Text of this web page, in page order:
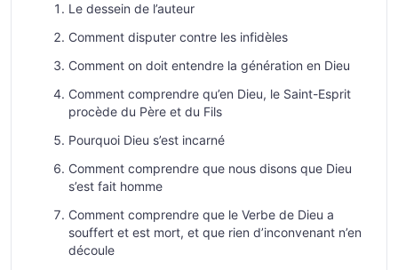
Le dessein de l’auteur
Comment disputer contre les infidèles
Comment on doit entendre la génération en Dieu
Comment comprendre qu’en Dieu, le Saint-Esprit
procède du Père et du Fils
Pourquoi Dieu s’est incarné
Comment comprendre que nous disons que Dieu
s’est fait homme
Comment comprendre que le Verbe de Dieu a
souffert et est mort, et que rien d’inconvenant n’en
découle